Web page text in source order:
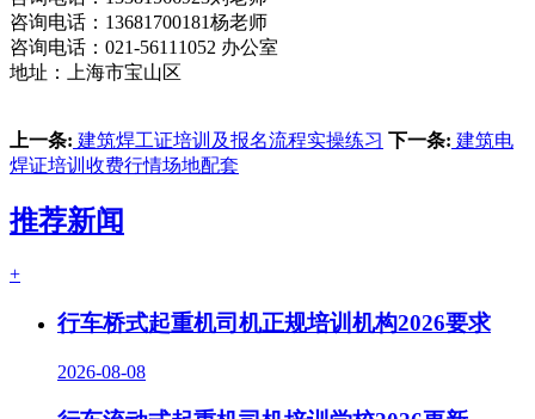
咨询电话：13681700181杨老师
咨询电话：021-56111052 办公室
地址：上海市宝山区
上一条: 建筑焊工证培训及报名流程实操练习 下一条: 建筑电
焊证培训收费行情场地配套
推荐新闻
+
行车桥式起重机司机正规培训机构2026要求
2026-08-08